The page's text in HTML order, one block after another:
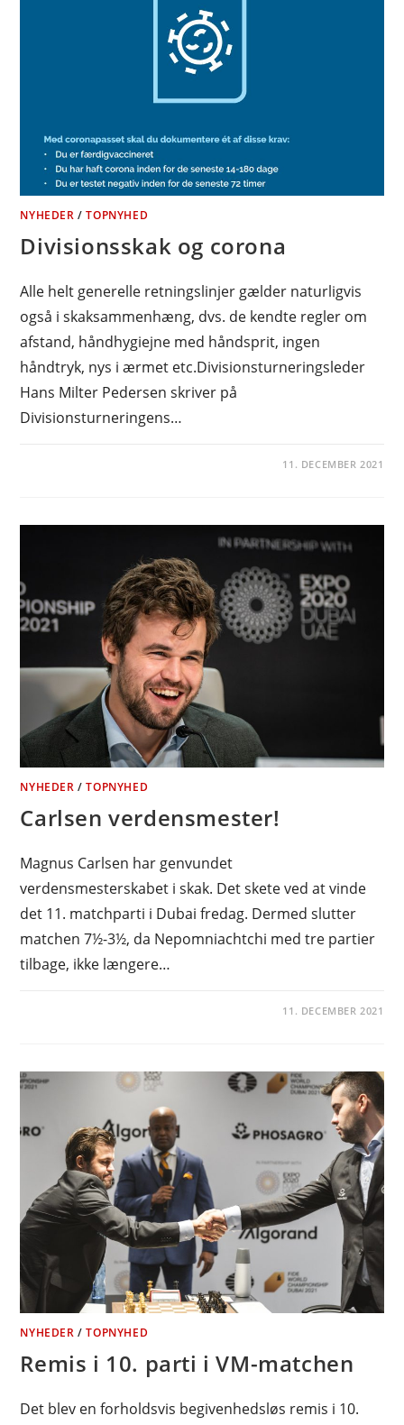
NYHEDER /TOPNYHED
Divisionsskak og corona
Alle helt generelle retningslinjer gælder naturligvis
også i skaksammenhæng, dvs. de kendte regler om
afstand, håndhygiejne med håndsprit, ingen
håndtryk, nys i ærmet etc.Divisionsturneringsleder
Hans Milter Pedersen skriver på
Divisionsturneringens…
11. DECEMBER 2021
NYHEDER /TOPNYHED
Carlsen verdensmester!
Magnus Carlsen har genvundet
verdensmesterskabet i skak. Det skete ved at vinde
det 11. matchparti i Dubai fredag. Dermed slutter
matchen 7½-3½, da Nepomniachtchi med tre partier
tilbage, ikke længere…
11. DECEMBER 2021
NYHEDER /TOPNYHED
Remis i 10. parti i VM-matchen
Det blev en forholdsvis begivenhedsløs remis i 10.